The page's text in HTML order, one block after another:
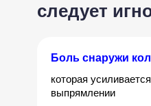
следует
Боль снаружи
которая
выпрямлении